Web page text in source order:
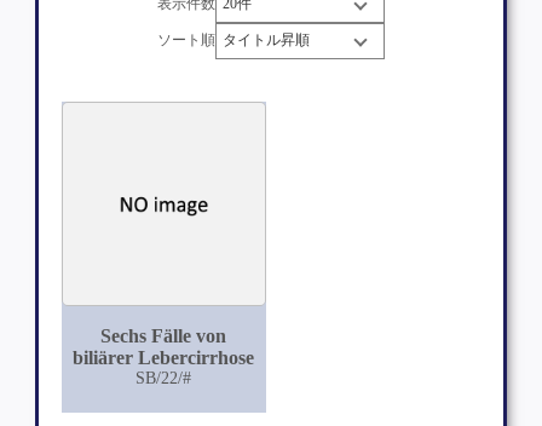
表示件数
ソート順
Sechs Fälle von
biliärer Lebercirrhose
SB/22/#